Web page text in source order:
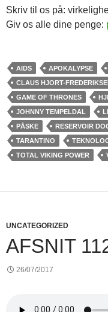
Skriv til os på:
Giv os alle dine penge:
AIDS APOKALYPSE
CLAUS HJORT-
GAME OF THRONES
JOHNNY TEMPELDAL
PÅSKE
RESERVOIR
TARANTINO
TOTAL VIKING POWER
UNCATEGORIZED
AFSNIT
26/07/2017